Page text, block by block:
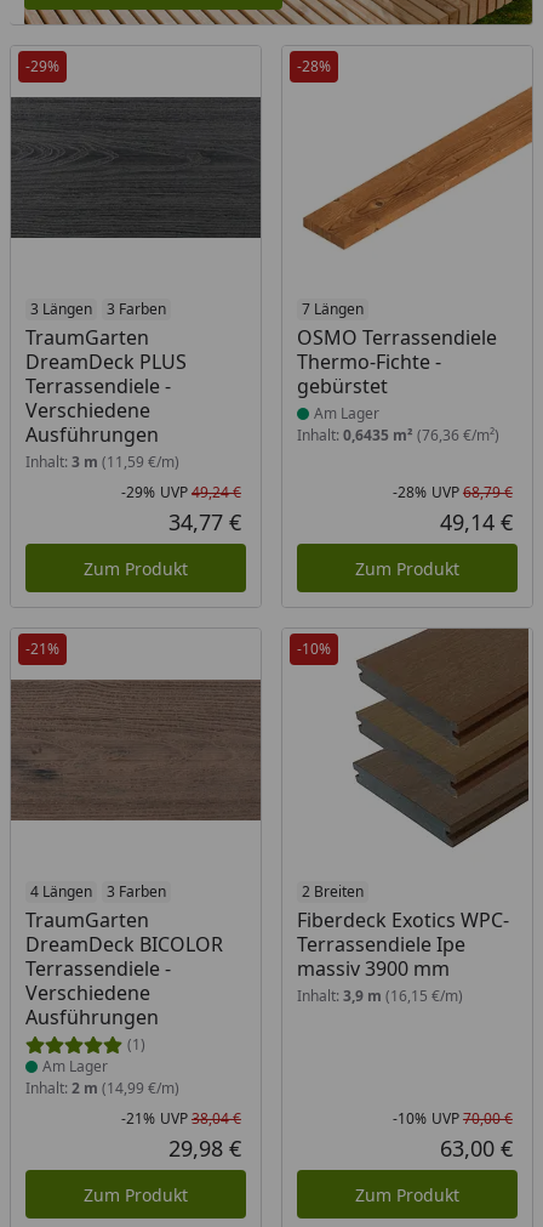
-29%
3 Längen 3 Farben
TraumGarten
DreamDeck PLUS
Terrassendiele -
Verschiedene
Ausführungen
Inhalt: 3 m (11,59 €/m)
Rabatt in Prozent
-29%
Ursprünglicher Preis
UVP49,24 €
Aktueller Preis
34,77 €
Zum Produkt
-28%
7 Längen
OSMO Terrassendiele
Thermo-Fichte -
gebürstet
Produkt am Lager
Am Lager
Inhalt: 0,6435 m² (76,36 €/m²)
-28% UVP68,79 €
49,14 €
Zum Produkt
-21%
4 Längen 3 Farben
TraumGarten
DreamDeck BICOLOR
Terrassendiele -
Verschiedene
Ausführungen
(1)
Produkt am Lager
Am Lager
Inhalt: 2 m (14,99 €/m)
Rabatt in Prozent
-21%
Ursprünglicher Preis
UVP38,04 €
Aktueller Preis
29,98 €
Zum Produkt
-10%
2 Breiten
Fiberdeck Exotics WPC-
Terrassendiele Ipe
massiv 3900 mm
Inhalt: 3,9 m (16,15 €/m)
-10% UVP70,00 €
63,00 €
Zum Produkt